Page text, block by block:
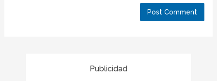
Publicidad